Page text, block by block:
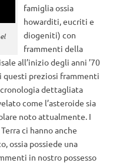
famiglia ossia
howarditi, eucriti e
diogeniti) con
frammenti della
all’inizio degli anni ’70
questi preziosi frammenti
dettagliata
come l’asteroide sia
noto attualmente. I
ci hanno anche
ossia possiede una
in nostro possesso